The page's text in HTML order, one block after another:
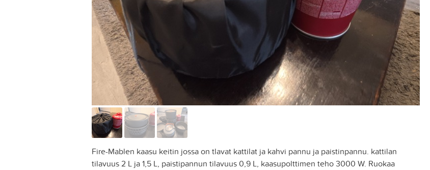
Fire-Mablen kaasu keitin jossa on tlavat kattilat ja kahvi pannu ja paistinpannu. kattilan
tilavuus 2 L ja 1,5 L, paistipannun tilavuus 0,9 L, kaasupolttimen teho 3000 W. Ruokaa